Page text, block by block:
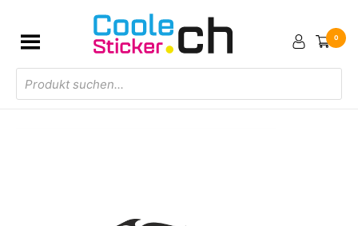
Products
search
0